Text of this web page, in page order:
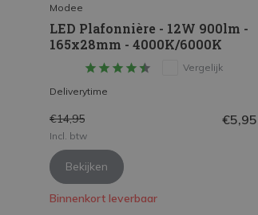
Modee
LED Plafonnière - 12W 900lm -
165x28mm - 4000K/6000K
Vergelijk
Deliverytime
€14,95 €5,95
Incl. btw
Bekijken
Binnenkort leverbaar